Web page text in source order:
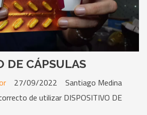
DE CÁPSULAS
Santiago Medina
27/09/2022
de utilizar DISPOSITIVO DE